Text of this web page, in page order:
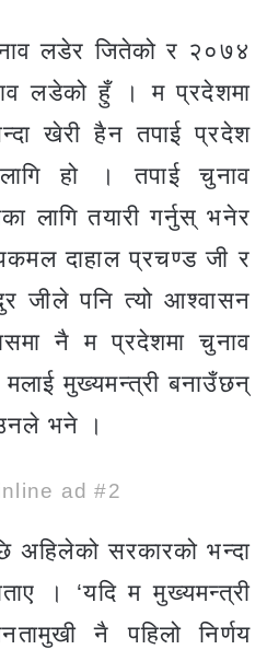
लडेर जितेको र २०७४
लडेको हुँ । म प्रदेशमा
खेरी हैन तपाई प्रदेश
हो । तपाई चुनाव
लागि तयारी गर्नुस् भनेर
दाहाल प्रचण्ड जी र
जीले पनि त्यो आश्वासन
नै म प्रदेशमा चुनाव
मुख्यमन्त्री बनाउँछन्
भने ।
ad #2
अहिलेको सरकारको भन्दा
। ‘यदि म मुख्यमन्त्री
नै पहिलो निर्णय